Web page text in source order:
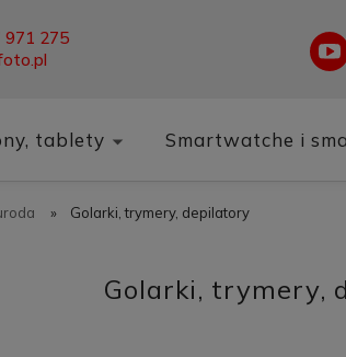
971 275
tablety Smartwatche i
» Golarki, trymery, depilatory
Golarki, trymery,